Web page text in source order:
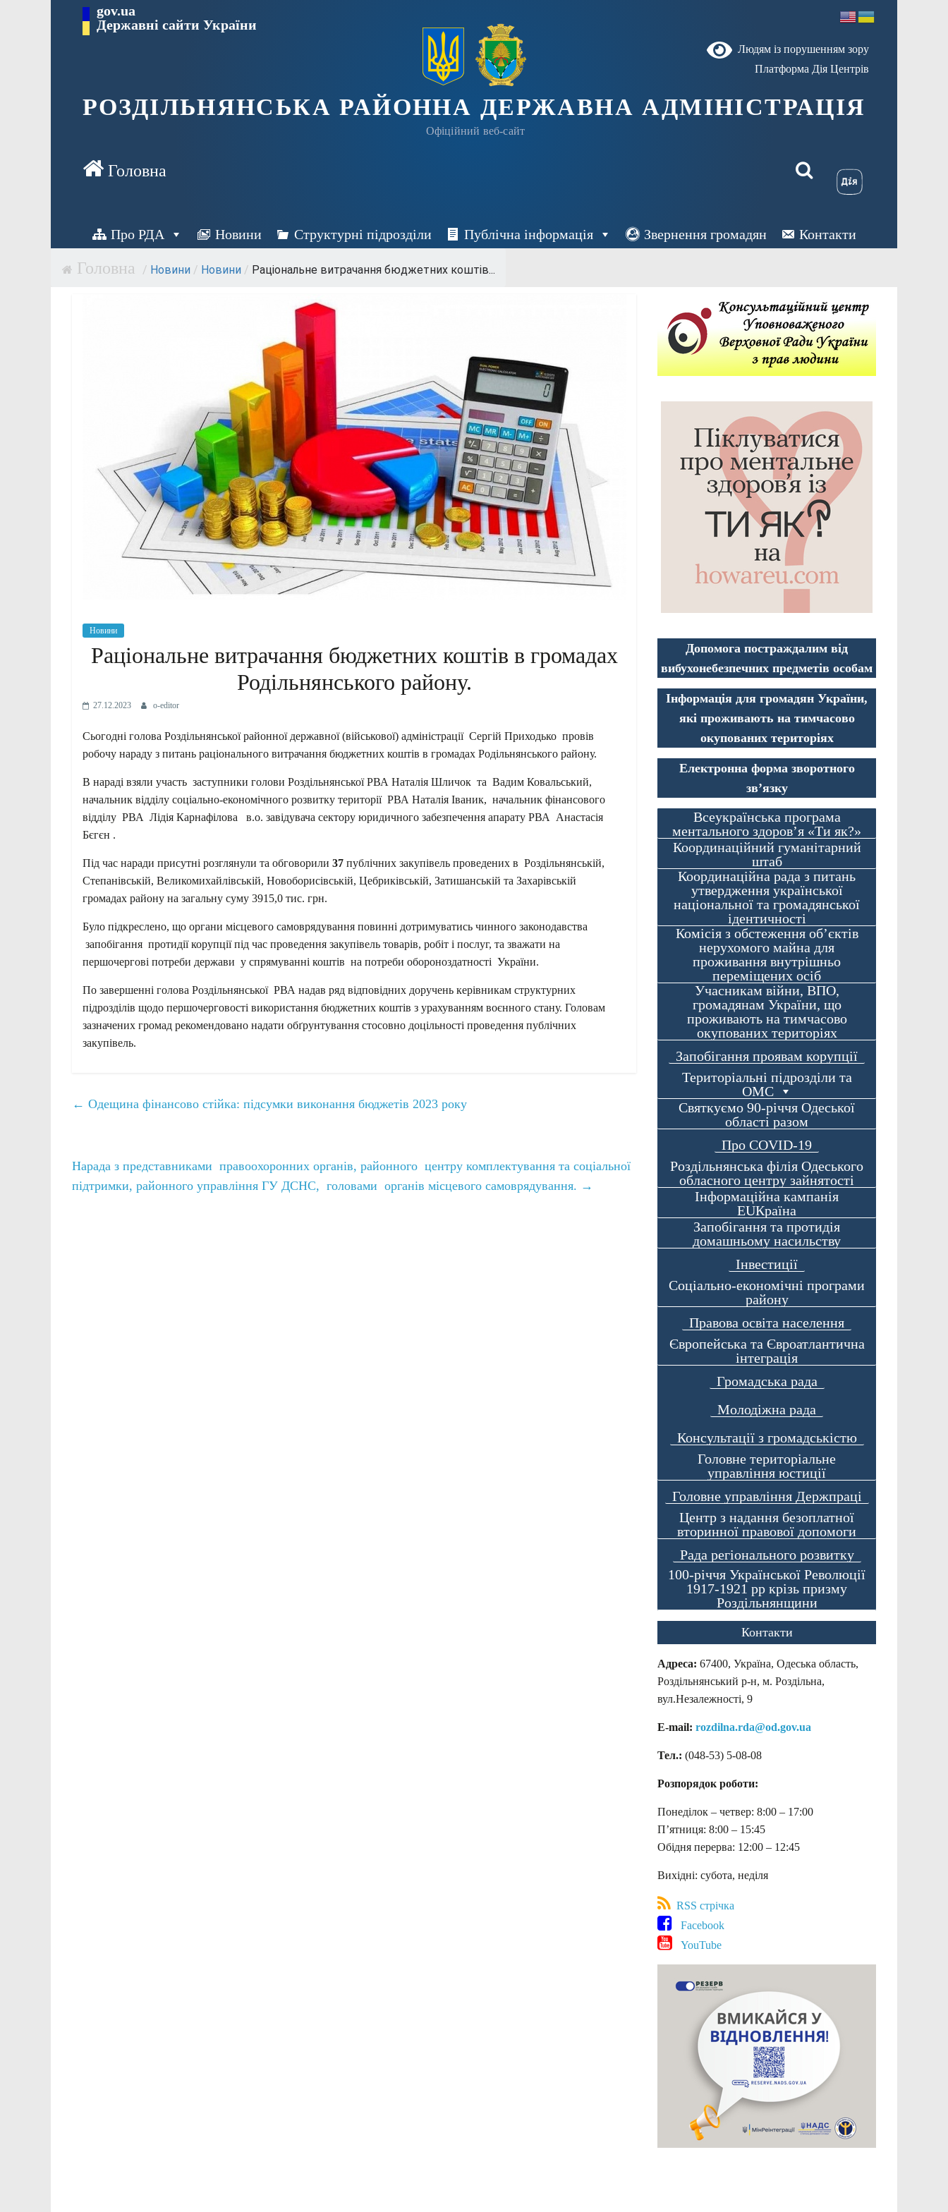
Перейти gov.ua
Державні сайти України
Людям із порушенням зору
Платформа Дія Центрів
РОЗДІЛЬНЯНСЬКА РАЙОННА ДЕРЖАВНА АДМІНІСТРАЦІЯ
Офіційний веб-сайт
Про РДА Новини Структурні підрозділи Публічна інформація Звернення громадян Контакти
/ Новини / Новини / Раціональне витрачання бюджетних коштів...
Новини
Раціональне витрачання бюджетних коштів в громадах
Родільнянського району.
27.12.2023 o-editor
Сьогодні голова Роздільнянської районної державної (військової) адміністрації Сергій Приходько провів
робочу нараду з питань раціонального витрачання бюджетних коштів в громадах Родільнянського району.
В нараді взяли участь заступники голови Роздільнянської РВА Наталія Шличок та Вадим Ковальський,
начальник відділу соціально-економічного розвитку території РВА Наталія Іваник, начальник фінансового
відділу РВА Лідія Карнафілова в.о. завідувача сектору юридичного забезпечення апарату РВА Анастасія
Бєгєн .
Під час наради присутні розглянули та обговорили 37 публічних закупівель проведених в Роздільнянській,
Степанівській, Великомихайлівській, Новоборисівській, Цебриківській, Затишанській та Захарівській
громадах району на загальну суму 3915,0 тис. грн.
Було підкреслено, що органи місцевого самоврядування повинні дотримуватись чинного законодавства
запобігання протидії корупції під час проведення закупівель товарів, робіт і послуг, та зважати на
першочергові потреби держави у спрямуванні коштів на потреби обороноздатності України.
По завершенні голова Роздільнянської РВА надав ряд відповідних доручень керівникам структурних
підрозділів щодо першочерговості використання бюджетних коштів з урахуванням воєнного стану. Головам
зазначених громад рекомендовано надати обґрунтування стосовно доцільності проведення публічних
закупівель.
← Одещина фінансово стійка: підсумки виконання бюджетів 2023 року
Нарада з представниками правоохоронних органів, районного центру комплектування та соціальної
підтримки, районного управління ГУ ДСНС, головами органів місцевого самоврядування. →
Допомога постраждалим від
вибухонебезпечних предметів особам
Інформація для громадян України,
які проживають на тимчасово
окупованих територіях
Електронна форма зворотного
зв’язку
Всеукраїнська програма
ментального здоров’я «Ти як?»
Координаційний гуманітарний
штаб
Координаційна рада з питань
утвердження української
національної та громадянської
ідентичності
Комісія з обстеження об’єктів
нерухомого майна для
проживання внутрішньо
переміщених осіб
Учасникам війни, ВПО,
громадянам України, що
проживають на тимчасово
окупованих територіях
Запобігання проявам корупції
Територіальні підрозділи та
ОМС
Святкуємо 90-річчя Одеської
області разом
Про COVID-19
Роздільнянська філія Одеського
обласного центру зайнятості
Інформаційна кампанія
EUКраїна
Запобігання та протидія
домашньому насильству
Інвестиції
Соціально-економічні програми
району
Правова освіта населення
Європейська та Євроатлантична
інтеграція
Громадська рада
Молодіжна рада
Консультації з громадськістю
Головне територіальне
управління юстиції
Головне управління Держпраці
Центр з надання безоплатної
вторинної правової допомоги
Рада регіонального розвитку
100-річчя Української Революції
1917-1921 рр крізь призму
Роздільнянщини
Контакти
Адреса: 67400, Україна, Одеська область,
Роздільнянський р-н, м. Роздільна,
вул.Незалежності, 9
E-mail: rozdilna.rda@od.gov.ua
Тел.: (048-53) 5-08-08
Розпорядок роботи:
Понеділок – четвер: 8:00 – 17:00
П’ятниця: 8:00 – 15:45
Обідня перерва: 12:00 – 12:45
Вихідні: субота, неділя
RSS стрічка
Facebook
YouTube